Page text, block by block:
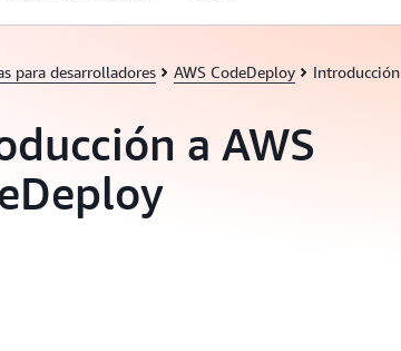
para desarrolladores AWS CodeDeploy Introducción
a AWS